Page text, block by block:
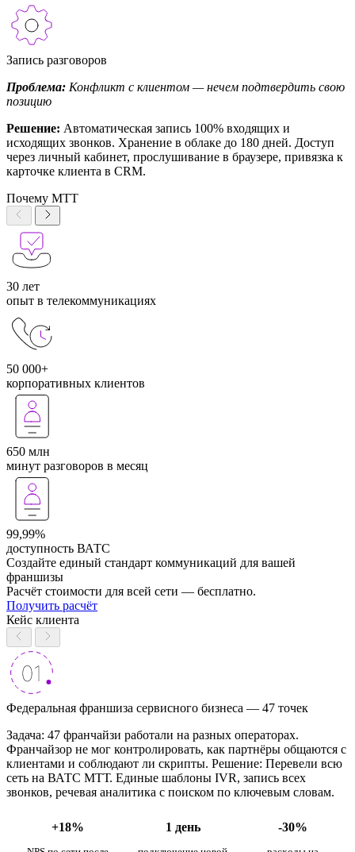
Запись разговоров
Проблема: Конфликт с клиентом — нечем подтвердить свою
позицию
Решение: Автоматическая запись 100% входящих и
исходящих звонков. Хранение в облаке до 180 дней. Доступ
через личный кабинет, прослушивание в браузере, привязка к
карточке клиента в CRM.
Почему МТТ
30 лет
опыт в телекоммуникациях
50 000+
корпоративных клиентов
650 млн
минут разговоров в месяц
99,99%
доступность ВАТС
Создайте единый стандарт коммуникаций для вашей
франшизы
Расчёт стоимости для всей сети — бесплатно.
Получить расчёт
Кейс клиента
Федеральная франшиза сервисного бизнеса — 47 точек
Задача: 47 франчайзи работали на разных операторах.
Франчайзор не мог контролировать, как партнёры общаются с
клиентами и соблюдают ли скрипты. Решение: Перевели всю
сеть на ВАТС МТТ. Единые шаблоны IVR, запись всех
звонков, речевая аналитика с поиском по ключевым словам.
+18% 1 день -30%